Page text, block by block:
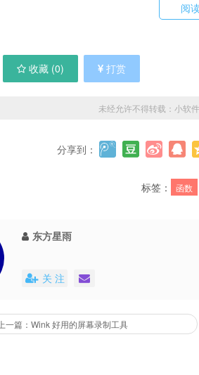
阅
收藏 (0) 打赏
未经允许不得转载： 小软件
分享到：
标签： 函数
东方星雨
关 注
上一篇：Wink 好用的屏幕录制工具